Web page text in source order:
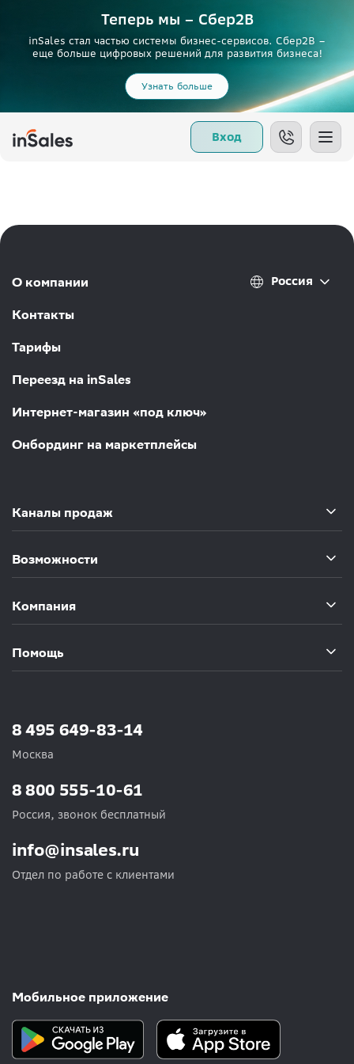
Теперь мы – Сбер2B
inSales стал частью системы бизнес-сервисов. Сбер2В –
еще больше цифровых решений для развития бизнеса!
Узнать больше
Вход
О компании
Контакты
Тарифы
Переезд на inSales
Интернет-магазин «под ключ»
Онбординг на маркетплейсы
Россия
Каналы продаж
Возможности
Компания
Помощь
8 495 649-83-14
Москва
info@insales.ru
Отдел по работе с клиентами
8 800 555-10-61
Россия, звонок бесплатный
Мобильное приложение